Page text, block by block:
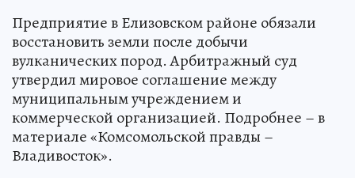
Предприятие в Елизовском районе обязали
восстановить земли после добычи
вулканических пород. Арбитражный суд
утвердил мировое соглашение между
муниципальным учреждением и
коммерческой организацией. Подробнее – в
материале «Комсомольской правды –
Владивосток».